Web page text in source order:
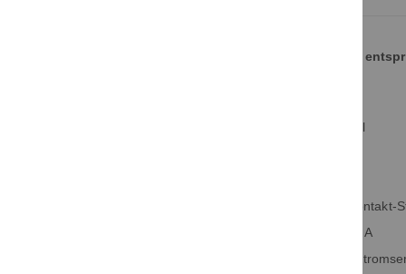
ELEKTRA Steckdosenleiste SLK mit Tragegriff
• Schutzeinrichtungen hinter Klarsicht-Klappdeckel
• Anschlussleitung H07RN-F 2,5mm² mit
• S tandard-Ausführung mit FI-Schutzschalter Typ A
• A usführungen mit FI-Schutzschalter Typ B –